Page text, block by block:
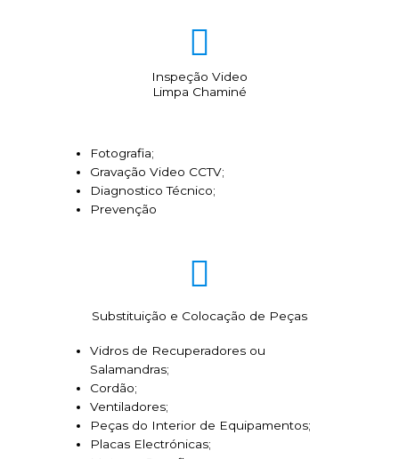
Inspeção Video
Limpa Chaminé
Fotografia;
Gravação Video CCTV;
Diagnostico Técnico;
Prevenção
Substituição e Colocação de Peças
Vidros de Recuperadores ou
Salamandras;
Cordão;
Ventiladores;
Peças do Interior de Equipamentos;
Placas Electrónicas;